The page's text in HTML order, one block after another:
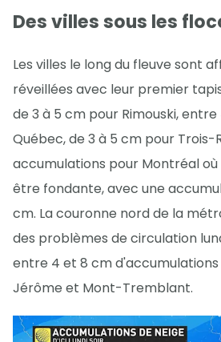
Des villes sous les
Les villes le long du fleuve sont
réveillées avec leur premier
de 3 à 5 cm pour Rimouski,
Québec, de 3 à 5 cm pour Trois-
accumulations pour Montréal
être fondante, avec une
cm. La couronne nord de la
des problèmes de circulation
entre 4 et 8 cm
Jérôme et Mont-Tremblant.